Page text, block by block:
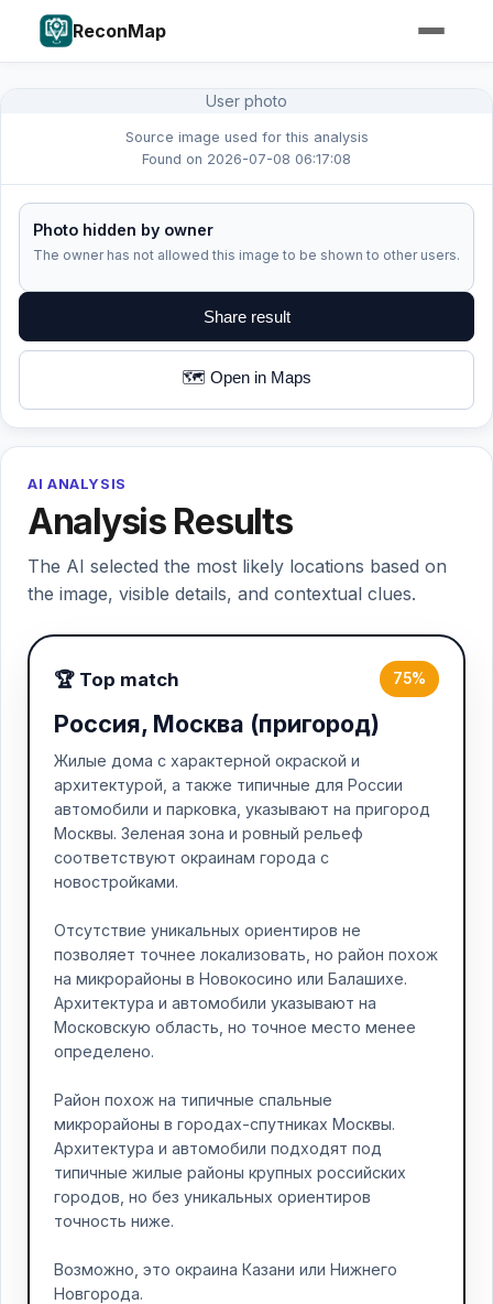
ReconMap
User photo
Source image used for this analysis
Found on 2026-07-08 06:17:08
Photo hidden by owner
The owner has not allowed this image to be shown to other users.
Share result
🗺️ Open in Maps
AI ANALYSIS
Analysis Results
The AI selected the most likely locations based on
the image, visible details, and contextual clues.
🏆 Top match 75%
Россия, Москва (пригород)
Жилые дома с характерной окраской и
архитектурой, а также типичные для России
автомобили и парковка, указывают на пригород
Москвы. Зеленая зона и ровный рельеф
соответствуют окраинам города с
новостройками.
Отсутствие уникальных ориентиров не
позволяет точнее локализовать, но район похож
на микрорайоны в Новокосино или Балашихе.
Архитектура и автомобили указывают на
Московскую область, но точное место менее
определено.
Район похож на типичные спальные
микрорайоны в городах-спутниках Москвы.
Архитектура и автомобили подходят под
типичные жилые районы крупных российских
городов, но без уникальных ориентиров
точность ниже.
Возможно, это окраина Казани или Нижнего
Новгорода.